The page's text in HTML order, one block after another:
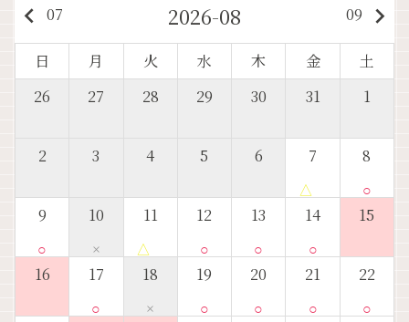
keyboard_arrow_left 07 2026-08 09 keyboard_arrow_right
日 月 火 水 木 金
土
26
27 28 29 30 31 1
2 3 4 5 6 7
△
8
○
9
○
10
×
11
△
12
○
13
○
14
○
15
16 17
○
18
×
19
○
20
○
21
○
22
○